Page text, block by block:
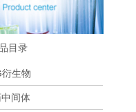
目录
衍生物
间体